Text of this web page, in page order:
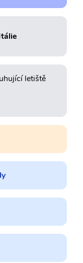
letiště